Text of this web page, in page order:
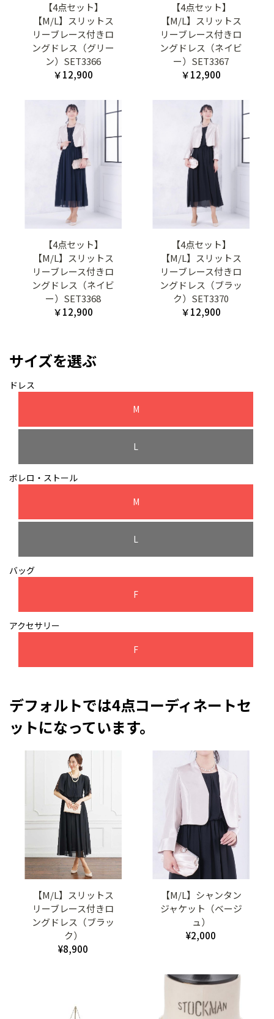
【4点セット】
【M/L】スリットス
リーブレース付きロ
ングドレス（グリー
ン）SET3366
￥12,900
【4点セット】
【M/L】スリットス
リーブレース付きロ
ングドレス（ネイビ
ー）SET3367
￥12,900
【4点セット】
【M/L】スリットス
リーブレース付きロ
ングドレス（ネイビ
ー）SET3368
￥12,900
【4点セット】
【M/L】スリットス
リーブレース付きロ
ングドレス（ブラッ
ク）SET3370
￥12,900
サイズを選ぶ
ドレス
M
L
ボレロ・ストール
M
L
バッグ
F
アクセサリー
F
デフォルトでは4点コーディネートセ
ットになっています。
【M/L】スリットス
リーブレース付きロ
ングドレス（ブラッ
ク）
¥8,900
【M/L】シャンタン
ジャケット（ベージ
ュ）
¥2,000